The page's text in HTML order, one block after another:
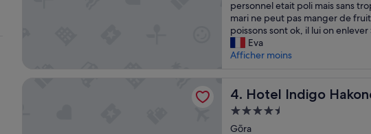
e
r
s
n
l
è
,
p
e
s
n
e
t
u
n
t
r
b
a
u
personnel etait poli mais sans
mari ne peut pas manger de
poissons sont ok, il lui on enlever
Eva
Afficher moins
4. Hotel Indigo
Hotel Indigo Hakone Gora
Hébergement
4.5 étoiles
Gōra